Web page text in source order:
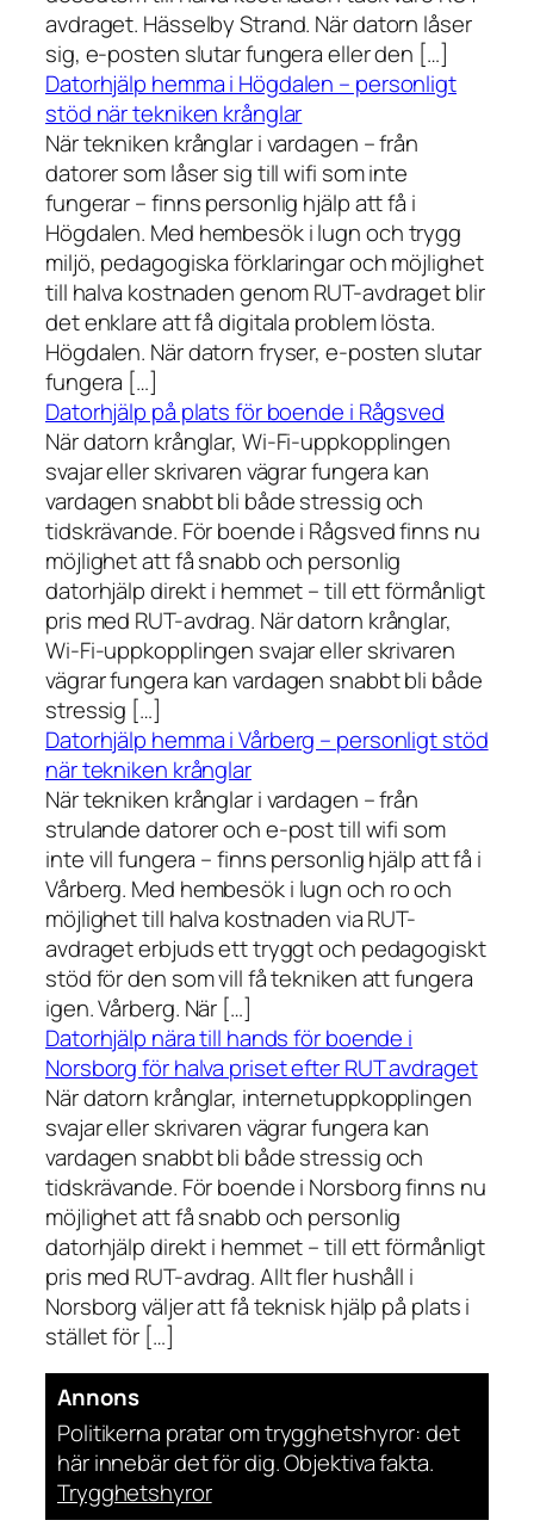
avdraget. Hässelby Strand. När datorn låser
sig, e-posten slutar fungera eller den […]
Datorhjälp hemma i Högdalen – personligt
stöd när tekniken krånglar
När tekniken krånglar i vardagen – från
datorer som låser sig till wifi som inte
fungerar – finns personlig hjälp att få i
Högdalen. Med hembesök i lugn och trygg
miljö, pedagogiska förklaringar och möjlighet
till halva kostnaden genom RUT-avdraget blir
det enklare att få digitala problem lösta.
Högdalen. När datorn fryser, e-posten slutar
fungera […]
Datorhjälp på plats för boende i Rågsved
När datorn krånglar, Wi-Fi-uppkopplingen
svajar eller skrivaren vägrar fungera kan
vardagen snabbt bli både stressig och
tidskrävande. För boende i Rågsved finns nu
möjlighet att få snabb och personlig
datorhjälp direkt i hemmet – till ett förmånligt
pris med RUT-avdrag. När datorn krånglar,
Wi-Fi-uppkopplingen svajar eller skrivaren
vägrar fungera kan vardagen snabbt bli både
stressig […]
Datorhjälp hemma i Vårberg – personligt stöd
när tekniken krånglar
När tekniken krånglar i vardagen – från
strulande datorer och e-post till wifi som
inte vill fungera – finns personlig hjälp att få i
Vårberg. Med hembesök i lugn och ro och
möjlighet till halva kostnaden via RUT-
avdraget erbjuds ett tryggt och pedagogiskt
stöd för den som vill få tekniken att fungera
igen. Vårberg. När […]
Datorhjälp nära till hands för boende i
Norsborg för halva priset efter RUT avdraget
När datorn krånglar, internetuppkopplingen
svajar eller skrivaren vägrar fungera kan
vardagen snabbt bli både stressig och
tidskrävande. För boende i Norsborg finns nu
möjlighet att få snabb och personlig
datorhjälp direkt i hemmet – till ett förmånligt
pris med RUT-avdrag. Allt fler hushåll i
Norsborg väljer att få teknisk hjälp på plats i
stället för […]
Annons
Politikerna pratar om trygghetshyror: det
här innebär det för dig. Objektiva fakta.
Trygghetshyror